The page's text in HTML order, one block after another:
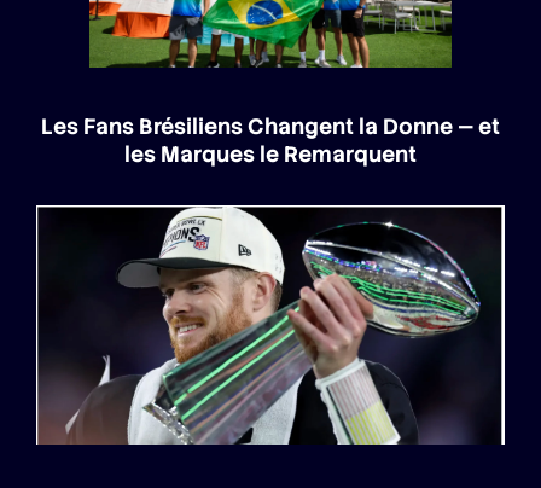
Les Fans Brésiliens Changent la Donne — et
les Marques le Remarquent